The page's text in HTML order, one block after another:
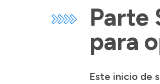
Parte
para
Este inicio de